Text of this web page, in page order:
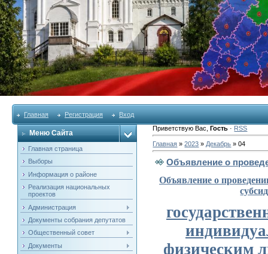
Главная Регистрация Вход
Меню Сайта
Главная страница
Выборы
Информация о районе
Реализация национальных
проектов
Администрация
Документы собрания депутатов
Общественный совет
Документы
Приветствую Вас ,Гость · RSS
Главная »2023 » Декабрь » 04
Объявление о
Объявление о
физическим